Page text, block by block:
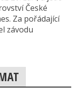
České
Za pořádající
závodu